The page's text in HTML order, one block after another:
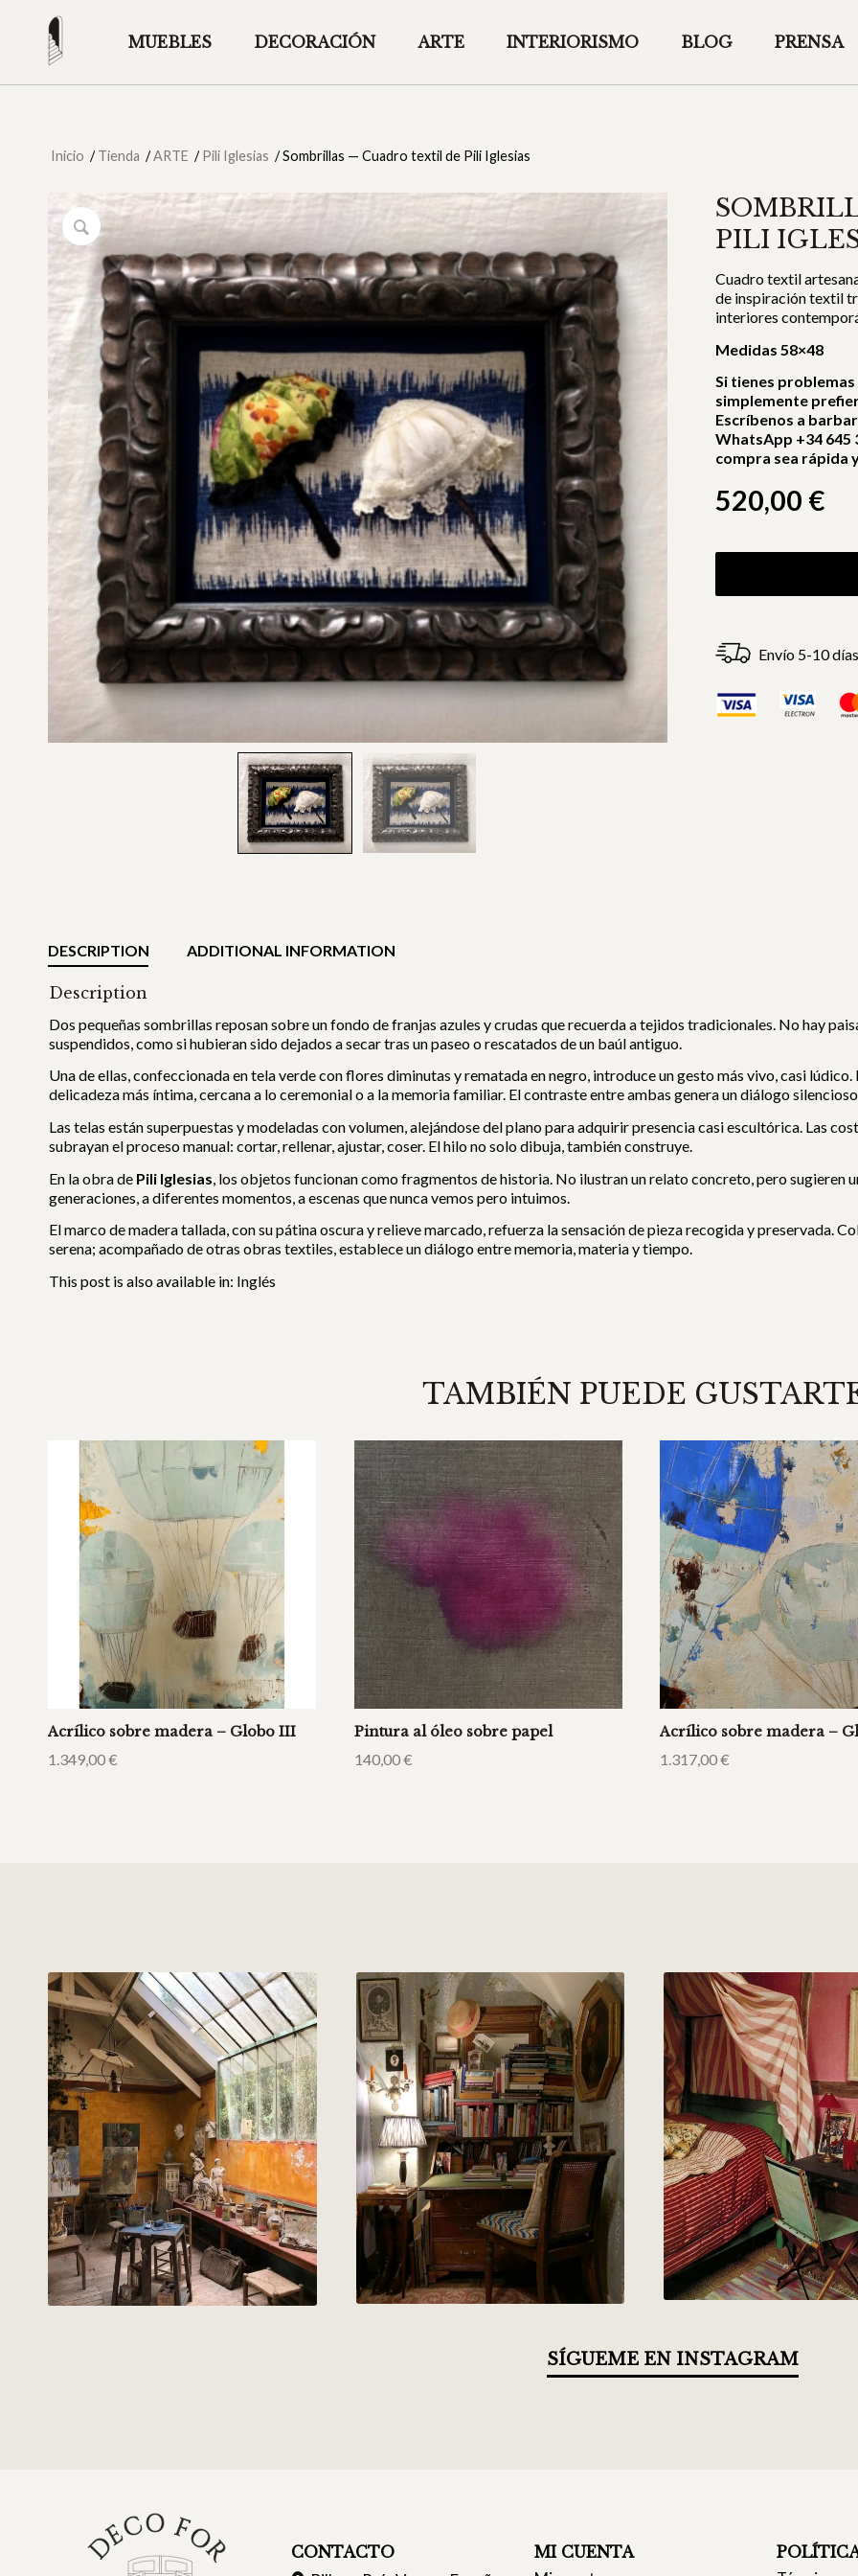
MUEBLES DECORACIÓN ARTE INTERIORISMO BLOG PRENSA
Inicio / Tienda /ARTE / Pili Iglesias /Sombrillas — Cuadro textil de Pili Iglesias
PILI
Cuadro textil
de inspiración textil
interiores
Medidas 58×48
Si tienes
simplemente
Escríbenos a
WhatsApp +34 645
compra sea rápida
520,00 €
Envío 5-10 días
DESCRIPTION ADDITIONAL INFORMATION
Description
Dos pequeñas sombrillas reposan sobre un fondo de franjas azules y crudas que recuerda a tejidos tradicionales. No hay
suspendidos, como si hubieran sido dejados a secar tras un paseo o rescatados de un baúl antiguo.
Una de ellas, confeccionada en tela verde con flores diminutas y rematada en negro, introduce un gesto más vivo, casi
delicadeza más íntima, cercana a lo ceremonial o a la memoria familiar. El contraste entre ambas genera un diálogo
Las telas están superpuestas y modeladas con volumen, alejándose del plano para adquirir presencia casi escultórica. Las
subrayan el proceso manual: cortar, rellenar, ajustar, coser. El hilo no solo dibuja, también construye.
En la obra de Pili Iglesias , los objetos funcionan como fragmentos de historia. No ilustran un relato concreto, pero
generaciones, a diferentes momentos, a escenas que nunca vemos pero intuimos.
El marco de madera tallada, con su pátina oscura y relieve marcado, refuerza la sensación de pieza recogida y preservada.
serena; acompañado de otras obras textiles, establece un diálogo entre memoria, materia y tiempo.
This post is also available in: Inglés
TAMBIÉN PUEDE
Acrílico sobre madera – Globo III
1.349,00€
Pintura al óleo sobre papel
140,00€
Acrílico sobre madera –
1.317,00€
SÍGUEME EN INSTAGRAM
CONTACTO MI CUENTA